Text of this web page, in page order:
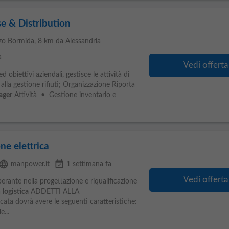
& Distribution
Bormida, 8 km da Alessandria
obiettivi aziendali, gestisce le attività di
gestione rifiuti; Organizzazione Riporta
Attività • Gestione inventario e
Vedi offerta
elettrica
manpower.it event_available 1 settimana fa
nella progettazione e riqualificazione
logistica ADDETTI ALLA
dovrà avere le seguenti caratteristiche:
Vedi offerta